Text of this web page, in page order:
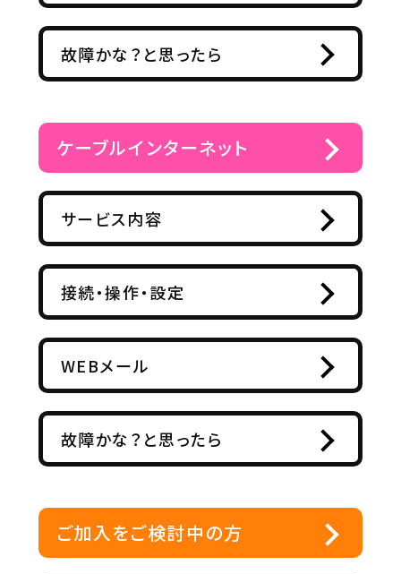
故障かな？と思ったら
ご加入をご検討中の方
ケーブルインターネット
サービス内容
接続・操作・設定
WEBメール
故障かな？と思ったら